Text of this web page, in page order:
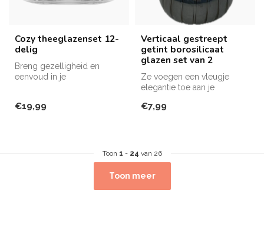
Cozy theeglazenset 12-
delig
Breng gezelligheid en
eenvoud in je
€19,99
Verticaal gestreept
getint borosilicaat
glazen set van 2
Ze voegen een vleugje
elegantie toe aan je
€7,99
Toon 1 - 24 van 26
Toon meer